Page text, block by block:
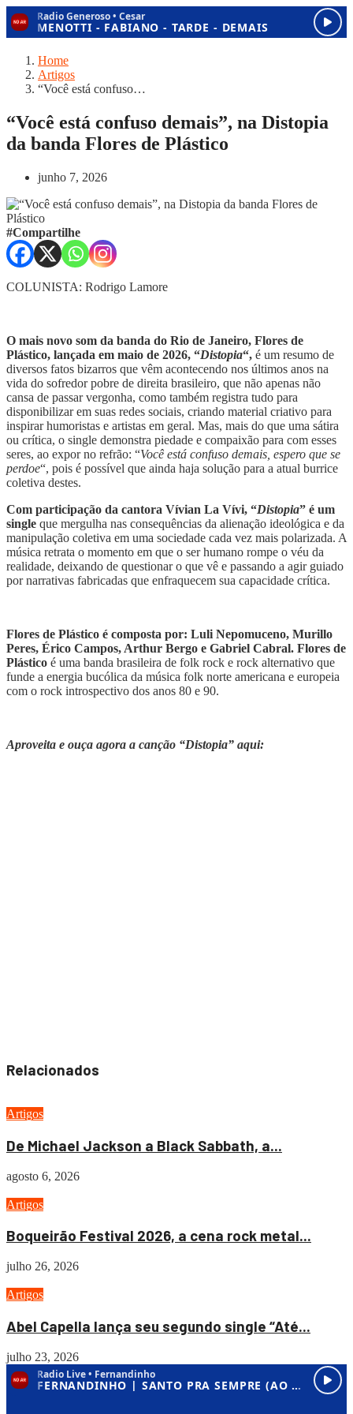
Home
Artigos
“Você está confuso…
“Você está confuso demais”, na Distopia
da banda Flores de Plástico
junho 7, 2026
#Compartilhe
COLUNISTA: Rodrigo Lamore
O mais novo som da banda do Rio de Janeiro, Flores de
Plástico, lançada em maio de 2026, “Distopia“, é um resumo de
diversos fatos bizarros que vêm acontecendo nos últimos anos na
vida do sofredor pobre de direita brasileiro, que não apenas não
cansa de passar vergonha, como também registra tudo para
disponibilizar em suas redes sociais, criando material criativo para
inspirar humoristas e artistas em geral. Mas, mais do que uma sátira
ou crítica, o single demonstra piedade e compaixão para com esses
seres, ao expor no refrão: “Você está confuso demais, espero que se
perdoe“, pois é possível que ainda haja solução para a atual burrice
coletiva destes.
Com participação da cantora Vívian La Vívi, “Distopia” é um
single que mergulha nas consequências da alienação ideológica e da
manipulação coletiva em uma sociedade cada vez mais polarizada. A
música retrata o momento em que o ser humano rompe o véu da
realidade, deixando de questionar o que vê e passando a agir guiado
por narrativas fabricadas que enfraquecem sua capacidade crítica.
Flores de Plástico é composta por: Luli Nepomuceno, Murillo
Peres, Érico Campos, Arthur Bergo e Gabriel Cabral. Flores de
Plástico é uma banda brasileira de folk rock e rock alternativo que
funde a energia bucólica da música folk norte americana e europeia
com o rock introspectivo dos anos 80 e 90.
Aproveita e ouça agora a canção “Distopia” aqui:
Relacionados
Artigos
De Michael Jackson a Black Sabbath, a...
agosto 6, 2026
Artigos
Boqueirão Festival 2026, a cena rock metal...
julho 26, 2026
Artigos
Abel Capella lança seu segundo single “Até...
julho 23, 2026